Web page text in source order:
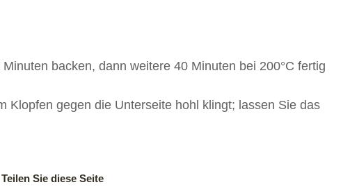
backen, dann weitere 40 Minuten bei 200°C fertig
Klopfen gegen die Unterseite hohl klingt; lassen Sie das
Teilen Sie diese Seite